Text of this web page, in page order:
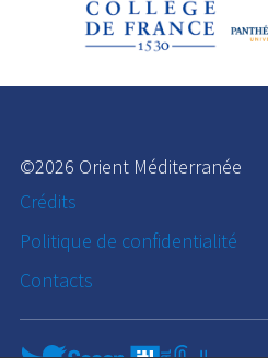
©2026 Orient Méditerranée
Crédits
Politique de confidentialité
Contacts